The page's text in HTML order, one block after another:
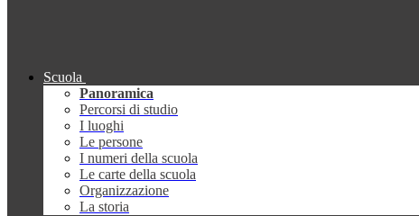
Scuola
Panoramica
Percorsi di studio
I luoghi
Le persone
I numeri della scuola
Le carte della scuola
Organizzazione
La storia